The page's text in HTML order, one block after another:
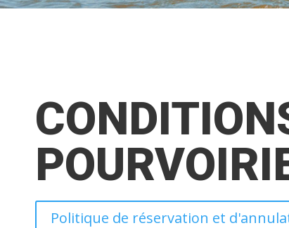
Politique de réservation et